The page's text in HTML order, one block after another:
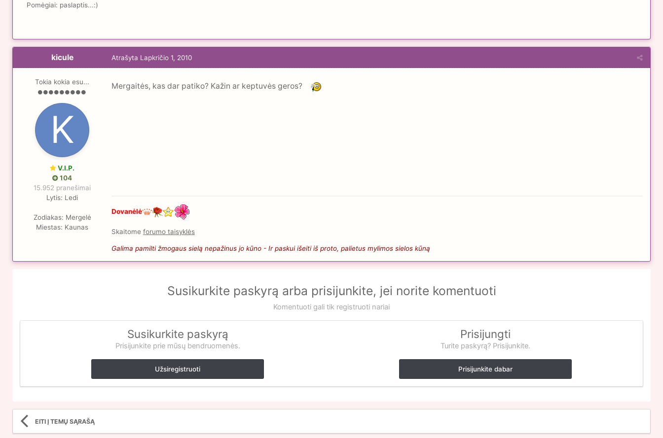
Pomėgiai: paslaptis...:)
kicule
Tokia kokia esu...
V.I.P.
104
15.952 pranešimai
Lytis: Ledi
Zodiakas: Mergelė
Miestas: Kaunas
Atrašyta Lapkričio 1, 2010
Mergaitės, kas dar patiko? Kažin ar keptuvės geros?
Dovanėlė
Skaitome forumo taisyklės
Galima pamilti žmogaus sielą nepažinus jo kūno - Ir paskui išeiti iš proto, palietus mylimos sielos kūną
Susikurkite paskyrą arba prisijunkite, jei norite komentuoti
Komentuoti gali tik registruoti nariai
Susikurkite paskyrą
Prisijunkite prie mūsų bendruomenės.
Užsiregistruoti
Prisijungti
Turite paskyrą? Prisijunkite.
Prisijunkite dabar
EITI Į TEMŲ SĄRAŠĄ